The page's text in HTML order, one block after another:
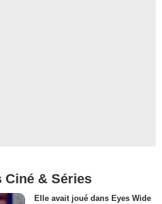
Ciné & Séries
Elle avait joué dans Eyes Wide